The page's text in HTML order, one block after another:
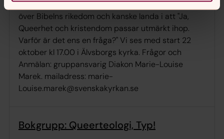
provtänka och lyssna till varandra. Vi får förundras
över Bibelns rikedom och kanske landa i att "Ja,
Queerhet och kristendom passar utmärkt ihop.
Varför är det ens en fråga?" Vi ses med start 22
oktober kl 17.00 i Älvsborgs kyrka. Frågor och
Anmälan: gruppansvarig Diakon Marie-Louise
Marek. mailadress: marie-
Louise.marek@svenskakyrkan.se
Bokgrupp: Queerteologi, Typ!